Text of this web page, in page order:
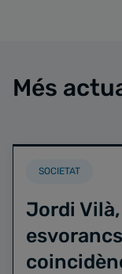
Més
SOCIETAT
Jordi